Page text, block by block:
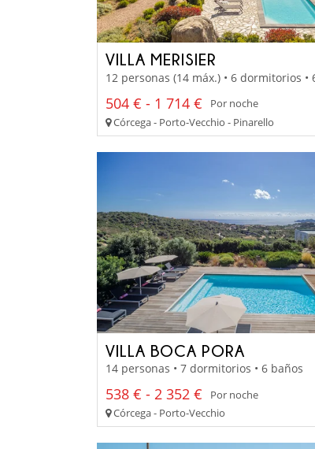
VILLA MERISIER
12 personas (14 máx.) • 6 dormitorios •
504 € - 1 714 €
Por noche
Córcega - Porto-Vecchio - Pinarello
VILLA BOCA PORA
14 personas • 7 dormitorios • 6 baños
538 € - 2 352 €
Por noche
Córcega - Porto-Vecchio